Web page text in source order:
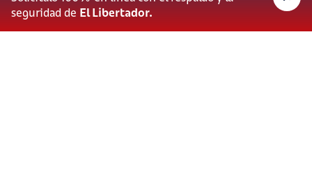
seguridad de El Libertador.
Ciencuadras 2026 © - Servicios Bolívar S.A. NIT: